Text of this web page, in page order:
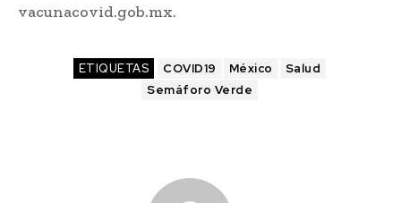
vacunacovid.gob.mx.
ETIQUETAS COVID19 México
Salud
Semáforo Verde